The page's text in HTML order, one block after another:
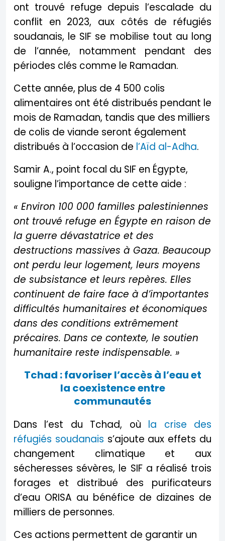
ont trouvé refuge depuis l’escalade du
conflit en 2023, aux côtés de réfugiés
soudanais, le SIF se mobilise tout au long
de l’année, notamment pendant des
périodes clés comme le Ramadan.
Cette année, plus de 4 500 colis
alimentaires ont été distribués pendant le
mois de Ramadan, tandis que des milliers
de colis de viande seront également
distribués à l’occasion de l’Aïd al-Adha.
Samir A., point focal du SIF en Égypte,
souligne l’importance de cette aide :
« Environ 100 000 familles palestiniennes
ont trouvé refuge en Égypte en raison de
la guerre dévastatrice et des
destructions massives à Gaza. Beaucoup
ont perdu leur logement, leurs moyens
de subsistance et leurs repères. Elles
continuent de faire face à d’importantes
difficultés humanitaires et économiques
dans des conditions extrêmement
précaires. Dans ce contexte, le soutien
humanitaire reste indispensable. »
Tchad : favoriser l’accès à l’eau et
la coexistence entre
communautés
Dans l’est du Tchad, où la crise des
réfugiés soudanais s’ajoute aux effets du
changement climatique et aux
sécheresses sévères, le SIF a réalisé trois
forages et distribué des purificateurs
d’eau ORISA au bénéfice de dizaines de
milliers de personnes.
Ces actions permettent de garantir un